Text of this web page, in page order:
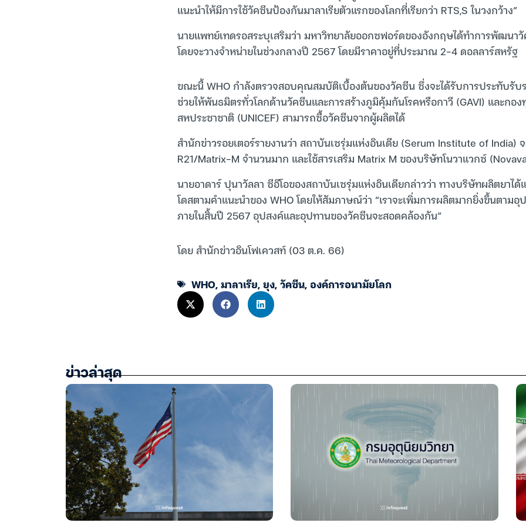
แนะนำให้มีการใช้วัคซีนป้องกันมาลาเรียตัวแรกของโลกที่เรียกว่า RTS,S ในวงกว้าง”
นายแพทย์เทดรอสระบุเสริมว่า มหาวิทยาลัยออกซฟอร์ดของอังกฤษได้ทำการพัฒนา
โดยจะวางจำหน่ายในช่วงกลางปี 2567 โดยมีราคาอยู่ที่ประมาณ 2-4 ดอลลาร์สหรัฐ
ขณะนี้ WHO กำลังตรวจสอบคุณสมบัติเบื้องต้นของวัคซีน ซึ่งจะได้รับการประทับรับ
ช่วยให้พันธมิตรทั่วโลกด้านวัคซีนและการสร้างภูมิคุ้มกันโรคหรือกาวี (GAVI) และกอ
สหประชาชาติ (UNICEF) สามารถซื้อวัคซีนจากผู้ผลิตได้
สำนักข่าวรอยเตอร์รายงานว่า สถาบันเซรุ่มแห่งอินเดีย (Serum Institute of India)
R21/Matrix-M จำนวนมาก และใช้สารเสริม Matrix M ของบริษัทโนวาแวกซ์
นายอาดาร์ ปุนาวัลลา ซีอีโอของสถาบันเซรุ่มแห่งอินเดียกล่าวว่า ทางบริษัทผลิตยาไ
โดสตามคำแนะนำของ WHO โดยให้สัมภาษณ์ว่า “เราจะเพิ่มการผลิตมากยิ่งขึ้นตามอุ
ภายในสิ้นปี 2567 อุปสงค์และอุปทานของวัคซีนจะสอดคล้องกัน”
โดย สำนักข่าวอินโฟเควสท์ (03 ต.ค. 66)
WHO,มาลาเรีย,ยุง,วัคซีน,องค์การอนามัยโลก
ข่าวล่าสุด